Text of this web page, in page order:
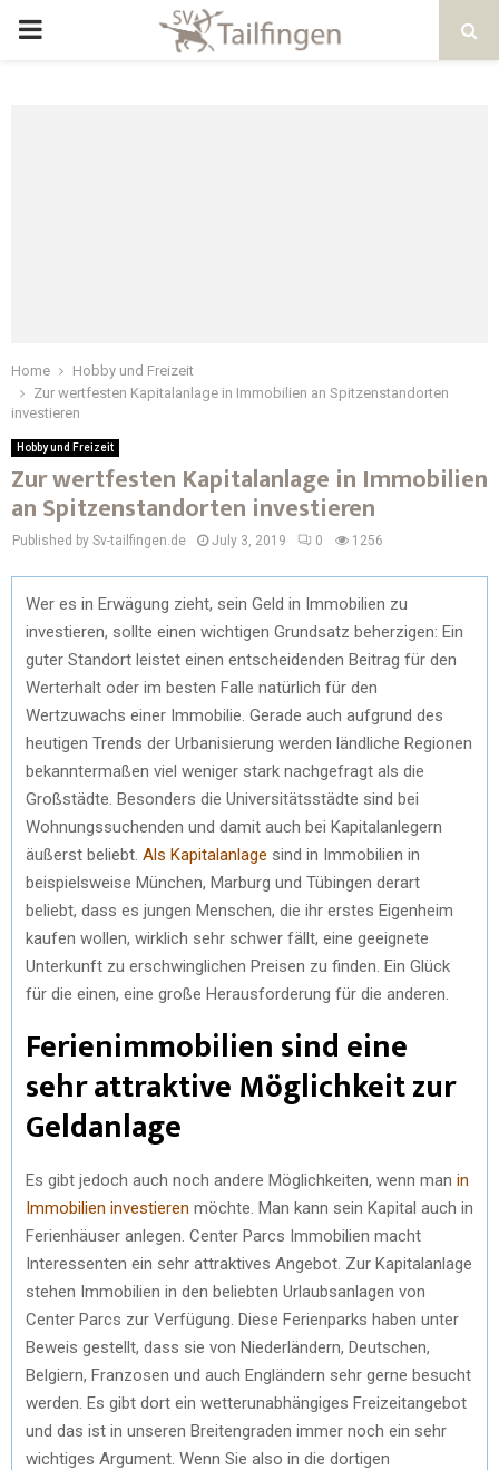
Home
Hobby und Freizeit
Zur wertfesten Kapitalanlage in Immobilien an Spitzenstandorten
investieren
Hobby und Freizeit
Zur wertfesten Kapitalanlage in Immobilien
an Spitzenstandorten investieren
Published by Sv-tailfingen.de July 3, 2019 0 1256
Wer es in Erwägung zieht, sein Geld in Immobilien zu
investieren, sollte einen wichtigen Grundsatz beherzigen: Ein
guter Standort leistet einen entscheidenden Beitrag für den
Werterhalt oder im besten Falle natürlich für den
Wertzuwachs einer Immobilie. Gerade auch aufgrund des
heutigen Trends der Urbanisierung werden ländliche Regionen
bekanntermaßen viel weniger stark nachgefragt als die
Großstädte. Besonders die Universitätsstädte sind bei
Wohnungssuchenden und damit auch bei Kapitalanlegern
äußerst beliebt. Als Kapitalanlage sind in Immobilien in
beispielsweise München, Marburg und Tübingen derart
beliebt, dass es jungen Menschen, die ihr erstes Eigenheim
kaufen wollen, wirklich sehr schwer fällt, eine geeignete
Unterkunft zu erschwinglichen Preisen zu finden. Ein Glück
für die einen, eine große Herausforderung für die anderen.
Ferienimmobilien sind eine
sehr attraktive Möglichkeit zur
Geldanlage
Es gibt jedoch auch noch andere Möglichkeiten, wenn man in
Immobilien investieren möchte. Man kann sein Kapital auch in
Ferienhäuser anlegen. Center Parcs Immobilien macht
Interessenten ein sehr attraktives Angebot. Zur Kapitalanlage
stehen Immobilien in den beliebten Urlaubsanlagen von
Center Parcs zur Verfügung. Diese Ferienparks haben unter
Beweis gestellt, dass sie von Niederländern, Deutschen,
Belgiern, Franzosen und auch Engländern sehr gerne besucht
werden. Es gibt dort ein wetterunabhängiges Freizeitangebot
und das ist in unseren Breitengraden immer noch ein sehr
wichtiges Argument. Wenn Sie also in die dortigen